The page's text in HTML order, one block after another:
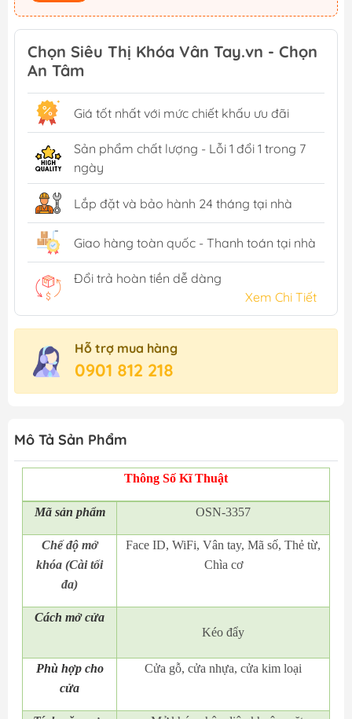
Chọn Siêu Thị Khóa Vân Tay.vn - Chọn
An Tâm
Giá tốt nhất với mức chiết khấu ưu đãi
Sản phẩm chất lượng - Lỗi 1 đổi 1 trong 7
ngày
Lắp đặt và bảo hành 24 tháng tại nhà
Giao hàng toàn quốc - Thanh toán tại nhà
Đổi trả hoàn tiền dễ dàng
Xem Chi Tiết
Hỗ trợ mua hàng
0901 812 218
Mô Tả Sản Phẩm
Thông Số Kĩ Thuật
Mã sản phẩm OSN-3357
Chế độ mở
khóa (Cài tối
đa)
Face ID, WiFi, Vân tay, Mã số, Thẻ từ,
Chìa cơ
Cách mở cửa
Kéo đẩy
Phù hợp cho
cửa
Cửa gỗ, cửa nhựa, cửa kim loại